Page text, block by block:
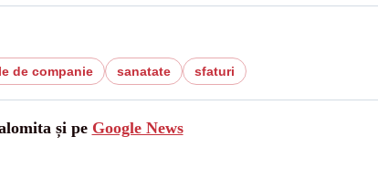
de companie sanatate sfaturi
și pe Google News